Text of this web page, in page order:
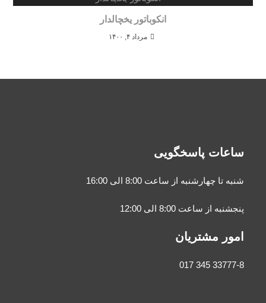
انکوباتور یخچالدار
مرداد ۴, ۱۴۰۰
ساعات پاسخگویی
شنبه تا چهارشنبه از ساعت 8:00 الی 16:00
پنجشنبه از ساعت 8:00 الی 12:00
امور مشتریان
33777-8 345 017